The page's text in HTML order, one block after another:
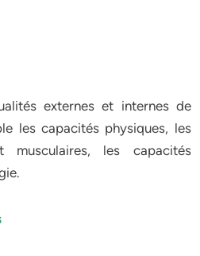
externes et internes de
les capacités physiques, les
musculaires, les capacités